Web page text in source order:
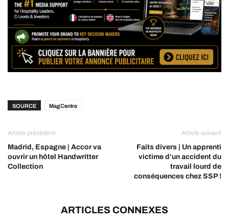
SOURCE MagCentre
Article précédent
Madrid, Espagne | Accor va
ouvrir un hôtel Handwritter
Collection
Article suivant
Faits divers | Un apprenti
victime d’un accident du
travail lourd de
conséquences chez SSP !
ARTICLES CONNEXES